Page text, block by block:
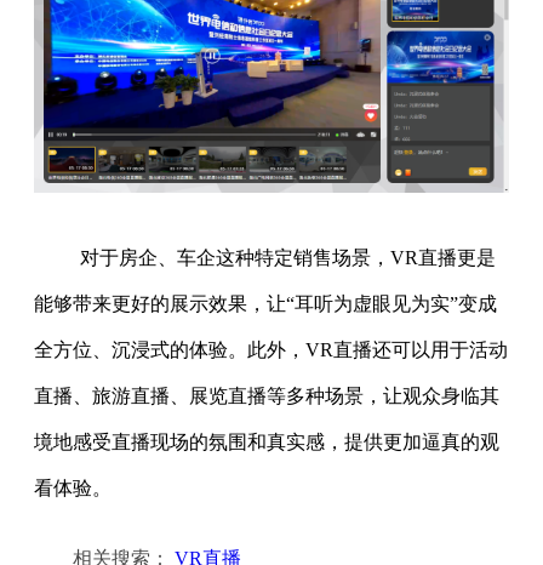
对于房企、车企这种特定销售场景，VR直播更是
能够带来更好的展示效果，让“耳听为虚眼见为实”变成
全方位、沉浸式的体验。此外，VR直播还可以用于活动
直播、旅游直播、展览直播等多种场景，让观众身临其
境地感受直播现场的氛围和真实感，提供更加逼真的观
看体验。
相关搜索： VR直播